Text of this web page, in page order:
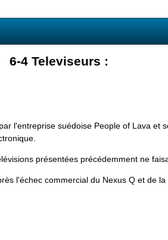
6-4 Televiseurs :
l'entreprise suédoise People of Lava et
présentées précédemment ne
l'échec commercial du Nexus Q et de la